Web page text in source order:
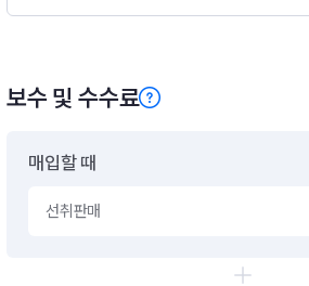
보수 및 수수료
매입할 때
선취판매